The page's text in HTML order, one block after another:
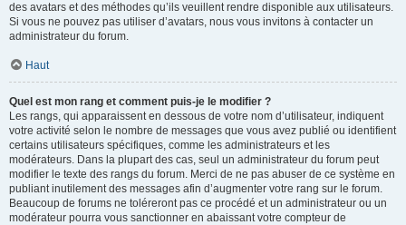
des avatars et des méthodes qu’ils veuillent rendre disponible aux utilisateurs.
Si vous ne pouvez pas utiliser d’avatars, nous vous invitons à contacter un
administrateur du forum.
Haut
Quel est mon rang et comment puis-je le modifier ?
Les rangs, qui apparaissent en dessous de votre nom d’utilisateur, indiquent
votre activité selon le nombre de messages que vous avez publié ou identifient
certains utilisateurs spécifiques, comme les administrateurs et les
modérateurs. Dans la plupart des cas, seul un administrateur du forum peut
modifier le texte des rangs du forum. Merci de ne pas abuser de ce système en
publiant inutilement des messages afin d’augmenter votre rang sur le forum.
Beaucoup de forums ne toléreront pas ce procédé et un administrateur ou un
modérateur pourra vous sanctionner en abaissant votre compteur de